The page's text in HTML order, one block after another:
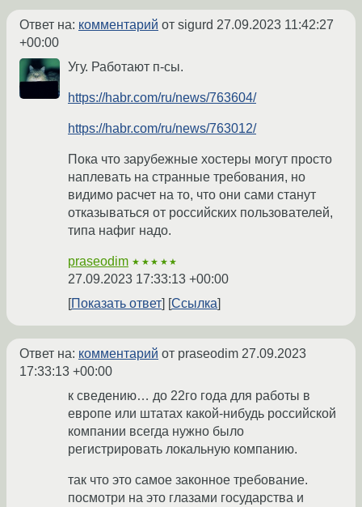
Ответ на: комментарий от sigurd 27.09.2023 11:42:27
+00:00
Угу. Работают п-сы.
https://habr.com/ru/news/763604/
https://habr.com/ru/news/763012/
Пока что зарубежные хостеры могут просто
наплевать на странные требования, но
видимо расчет на то, что они сами станут
отказываться от российских пользователей,
типа нафиг надо.
praseodim ★★★★★
27.09.2023 17:33:13 +00:00
Показать ответ
Ссылка
Ответ на: комментарий от praseodim 27.09.2023
17:33:13 +00:00
к сведению… до 22го года для работы в
европе или штатах какой-нибудь российской
компании всегда нужно было
регистрировать локальную компанию.
так что это самое законное требование.
посмотри на это глазами государства и